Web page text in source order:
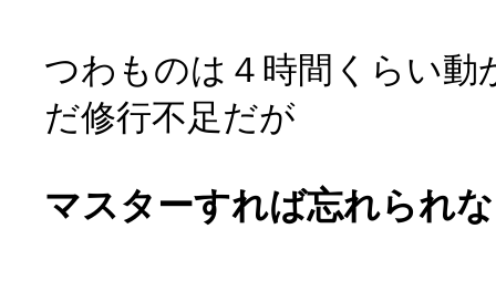
つわものは４時間くらい
だ修行不足だが
マスターすれば忘れられ